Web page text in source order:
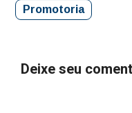
Promotoria
Deixe seu